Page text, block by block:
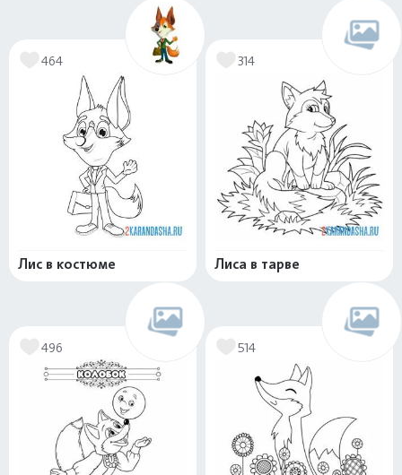
464
Лис в костюме
314
Лиса в тарве
496 514